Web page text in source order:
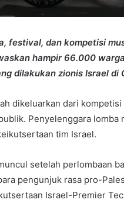
festival, dan kompetisi
hampir 66.000
dilakukan zionis Israel di
dikeluarkan dari kompetisi
Penyelenggara lomba
tim Israel.
setelah perlombaan
pengunjuk rasa pro-
Israel-Premier